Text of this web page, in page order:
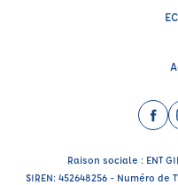
Raison sociale : ENT
SIREN: 452648256 - Numéro de